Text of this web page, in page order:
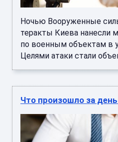
Ночью Вооруженные
теракты Киева нанесли
по военным объектам в
Целями атаки стали
Что произошло за